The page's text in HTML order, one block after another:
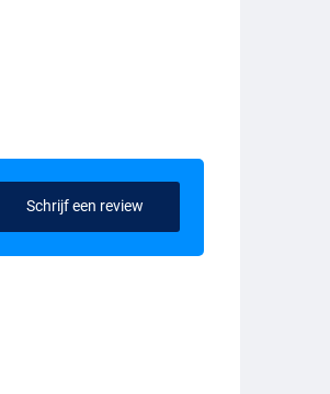
Schrijf een review